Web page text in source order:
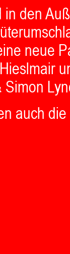
den
neue
auch